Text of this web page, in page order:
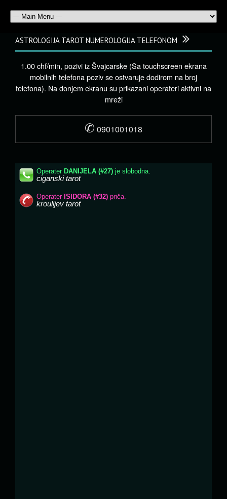
ASTROLOGIJA TAROT NUMEROLOGIJA TELEFONOM
1.00 chf/min, pozivi iz Švajcarske (Sa touchscreen ekrana
mobilnih telefona poziv se ostvaruje dodirom na broj
telefona). Na donjem ekranu su prikazani operateri aktivni na
mreži
✆ 0901001018